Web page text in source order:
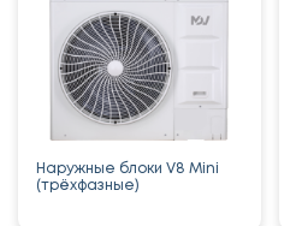
Наружные блоки V8 Mini
(трёхфазные)